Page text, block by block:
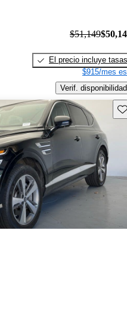
$51,149
El precio incluye tasas
$915/mes
Verif. disponibilidad